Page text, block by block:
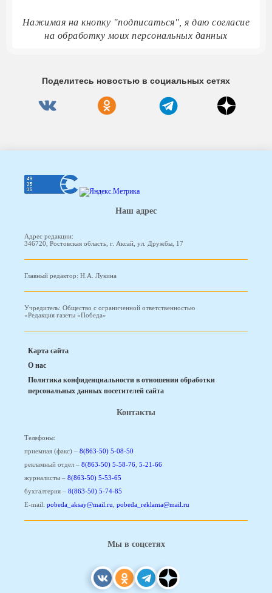
Нажимая на кнопку "подписаться", я даю согласие
на обработку моих персональных данных
Поделитесь новостью в социальных сетях
Наш адрес
Адрес редакции:
346720, Ростовская область, г. Аксай, ул. Дружбы, 17
Главный редактор: Н.А. Лукина
Учредитель: Общество с ограниченной ответственностью
«Редакция газеты «Победа»
Карта сайта
О нас
Политика конфиденциальности в отношении обработки
персональных данных посетителей сайта
Контакты
Телефоны:
приемная (факс) – 8(863-50) 5-08-50
рекламный отдел – 8(863-50) 5-58-76, 5-21-66
журналисты – 8(863-50) 5-53-65
бухгалтерия – 8(863-50) 5-74-85
E-mail: pobeda_aksay@mail.ru, pobeda_reklama@mail.ru
Мы в соцсетях